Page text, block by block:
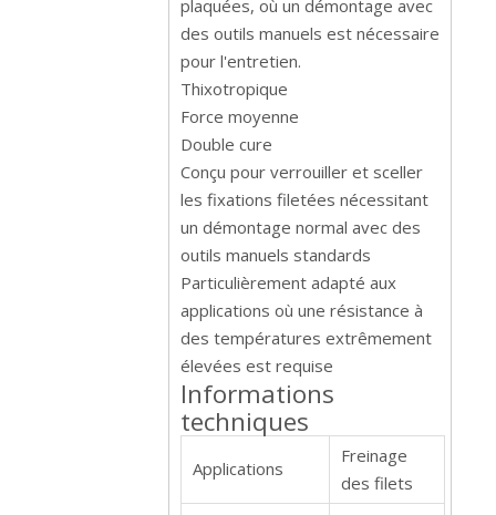
plaquées, où un démontage avec
des outils manuels est nécessaire
pour l'entretien.
Thixotropique
Force moyenne
Double cure
Conçu pour verrouiller et sceller
les fixations filetées nécessitant
un démontage normal avec des
outils manuels standards
Particulièrement adapté aux
applications où une résistance à
des températures extrêmement
élevées est requise
Informations
techniques
Applications
Freinage
des filets